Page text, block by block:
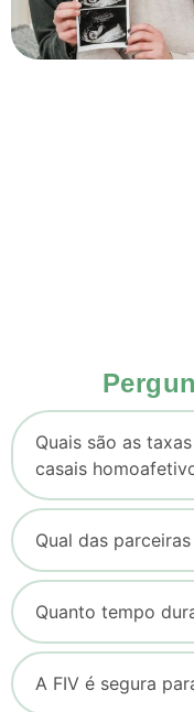
Quais são as
casais
Qual das
Quanto tempo
A FIV é segura